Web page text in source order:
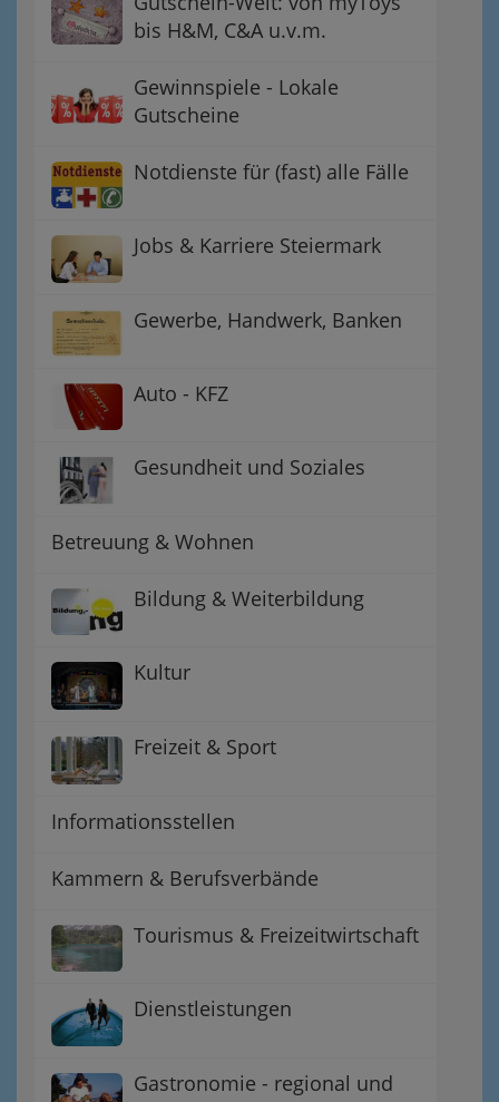
bis H&M, C&A u.v.m.
Gewinnspiele - Lokale
Gutscheine
Notdienste für (fast) alle Fälle
Jobs & Karriere Steiermark
Gewerbe, Handwerk, Banken
Auto - KFZ
Gesundheit und Soziales
Betreuung & Wohnen
Bildung & Weiterbildung
Kultur
Freizeit & Sport
Informationsstellen
Kammern & Berufsverbände
Tourismus & Freizeitwirtschaft
Dienstleistungen
Gastronomie - regional und